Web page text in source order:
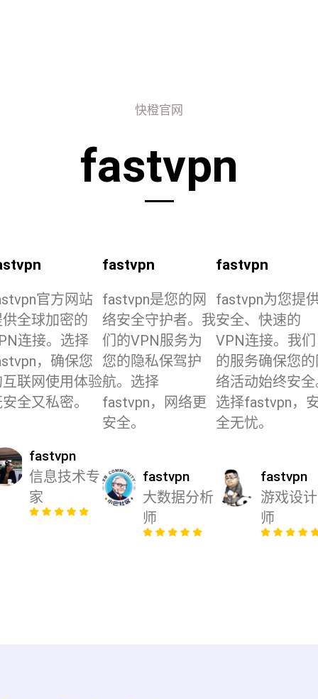
快橙官网
fastvpn
官方网站
全球加密的
连接。选择
，确保您
联网使用体验
全又私密。
fastvpn
信息技术专
家
fastvpn
fastvpn是您的网
络安全守护者。我
们的VPN服务为
您的隐私保驾护
航。选择
fastvpn，网络更
安全。
fastvpn
大数据分析
师
fastvpn
fastvpn为您提
安全、快速的
VPN连接。我们
的服务确保您
络活动始终安
选择fastvpn，
全无忧。
fastvpn
游戏设计
师